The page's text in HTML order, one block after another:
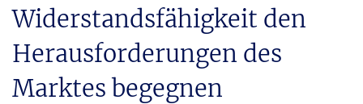
Widerstandsfähigkeit den
Herausforderungen des
Marktes begegnen